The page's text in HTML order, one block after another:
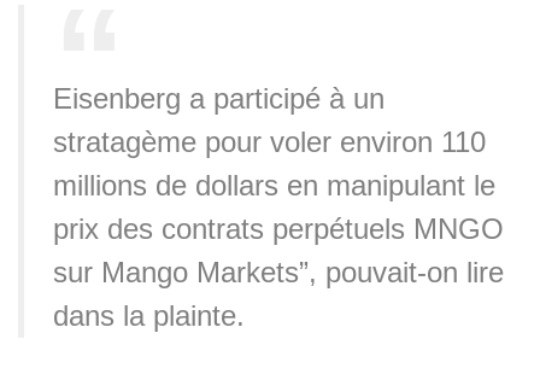
Eisenberg a participé à un
stratagème pour voler environ 110
millions de dollars en manipulant le
prix des contrats perpétuels MNGO
sur Mango Markets”, pouvait-on lire
dans la plainte.